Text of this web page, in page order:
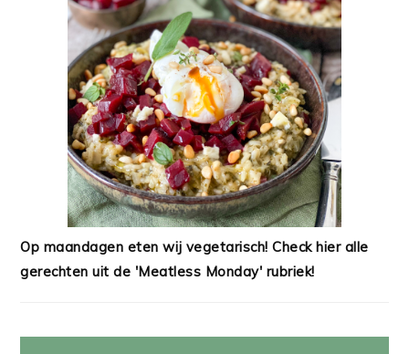
Op maandagen eten wij vegetarisch! Check hier alle
gerechten uit de 'Meatless Monday' rubriek!